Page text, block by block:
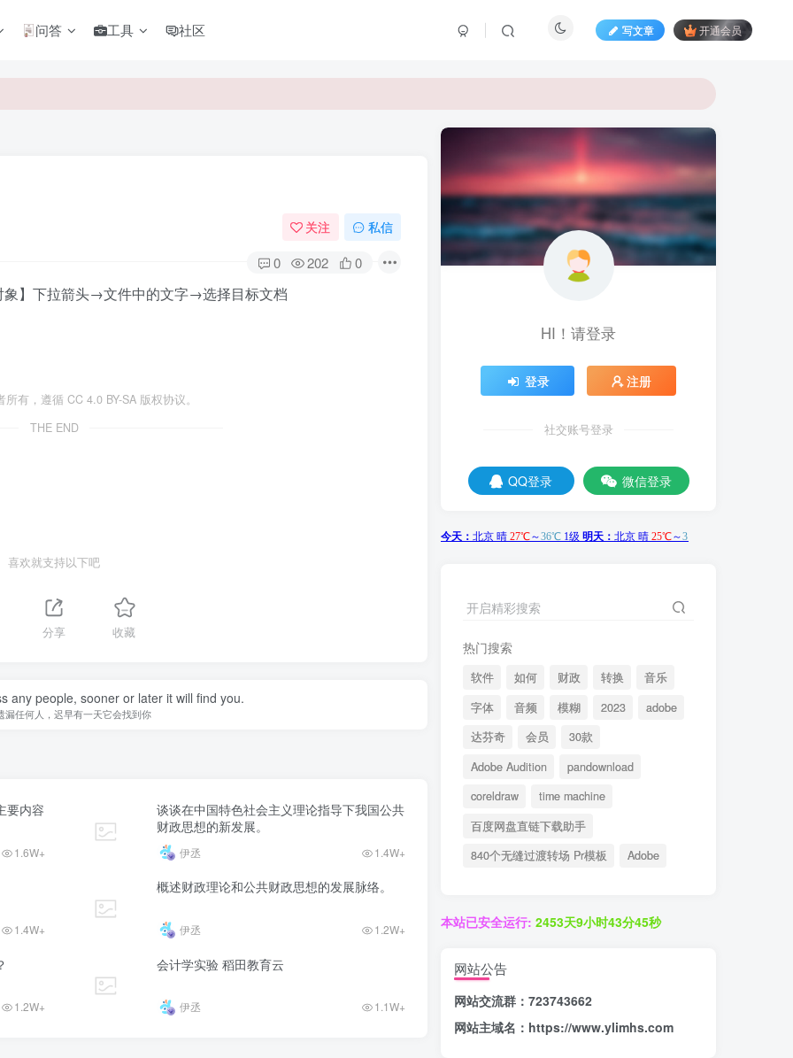
问答 工具 社区 写文章 开通会员
关注 私信
0 202 0
】下拉箭头→文件中的文字→选择目标文档
有，遵循 CC 4.0 BY-SA 版权协议。
THE END
喜欢就支持以下吧
分享 收藏
any people, sooner or later it will find you.
漏任何人，迟早有一天它会找到你
要内容
1.6W+
谈谈在中国特色社会主义理论指导下我国公共
财政思想的新发展。
伊丞 1.4W+
1.4W+
概述财政理论和公共财政思想的发展脉络。
伊丞 1.2W+
1.2W+
会计学实验 稻田教育云
伊丞 1.1W+
HI！请登录
登录 注册
社交账号登录
QQ登录 微信登录
开启精彩搜索
热门搜索
软件 如何 财政 转换
音乐
字体
音频 模糊 2023
adobe
达芬奇
会员
30款
Adobe Audition
pandownload
coreldraw
time machine
百度网盘直链下载助手
840个无缝过渡转场 Pr模板
Adobe
本站已安全运行: 2453天9小时43分46秒
网站公告
网站交流群：723743662
网站主域名： https://www.ylimhs.com